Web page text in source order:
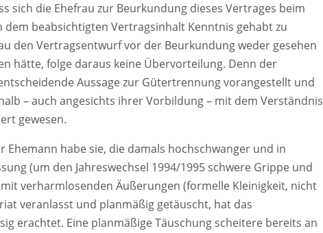
sich die Ehefrau zur Beurkundung dieses Vertrages beim
beabsichtigten Vertragsinhalt Kenntnis gehabt zu
den Vertragsentwurf vor der Beurkundung weder gesehen
hätte, folge daraus keine Übervorteilung. Denn der
Aussage zur Gütertrennung vorangestellt und
– auch angesichts ihrer Vorbildung – mit dem Verständnis
gewesen.
Ehemann habe sie, die damals hochschwanger und in
(um den Jahreswechsel 1994/1995 schwere Grippe und
verharmlosenden Äußerungen (formelle Kleinigkeit, nicht
veranlasst und planmäßig getäuscht, hat das
erachtet. Eine planmäßige Täuschung scheitere bereits an